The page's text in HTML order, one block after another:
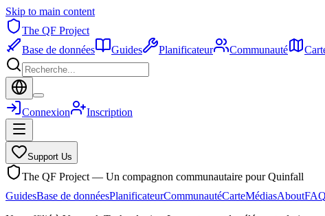
Skip to main content
The QF Project
Base de données
Guides Planificateur Communauté
Connexion Inscription
Support Us
The QF Project — Un compagnon communautaire pour Quinfall
GuidesBase de donnéesPlanificateurCommunautéCarteMédiasAboutFAQ